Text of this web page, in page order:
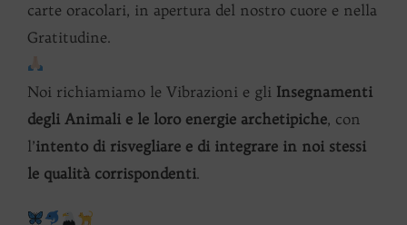
carte oracolari, in apertura del nostro cuore e nella
Gratitudine.
Noi richiamiamo le Vibrazioni e gli Insegnamenti
degli Animali e le loro energie archetipiche, con
l’intento di risvegliare e di integrare in noi stessi
le qualità corrispondenti.